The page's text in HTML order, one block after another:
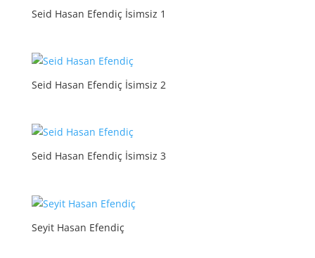
Seid Hasan Efendiç İsimsiz 1
Seid Hasan Efendiç İsimsiz 2
Seid Hasan Efendiç İsimsiz 3
Seyit Hasan Efendiç